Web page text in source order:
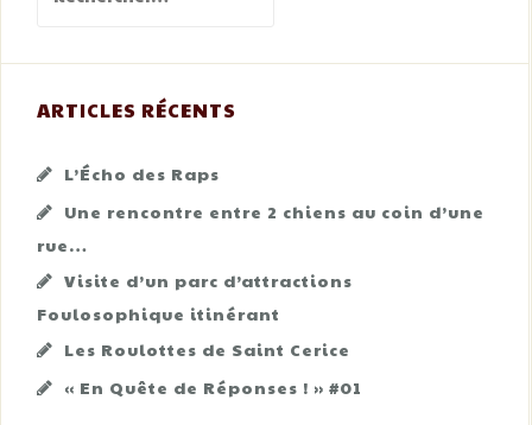
ARTICLES RÉCENTS
L’Écho des Raps
Une rencontre entre 2 chiens au coin d’une
rue…
Visite d’un parc d’attractions
Foulosophique itinérant
Les Roulottes de Saint Cerice
« En Quête de Réponses ! » #01